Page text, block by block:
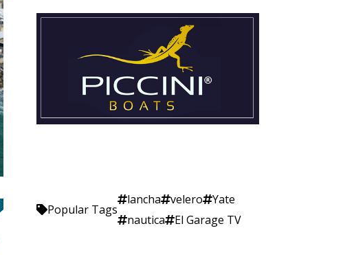
Popular Tags
lancha velero
Yate
nautica
El Garage TV